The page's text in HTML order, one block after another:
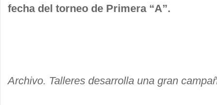
fecha del torneo de Primera “A”.
Archivo. Talleres desarrolla una gran